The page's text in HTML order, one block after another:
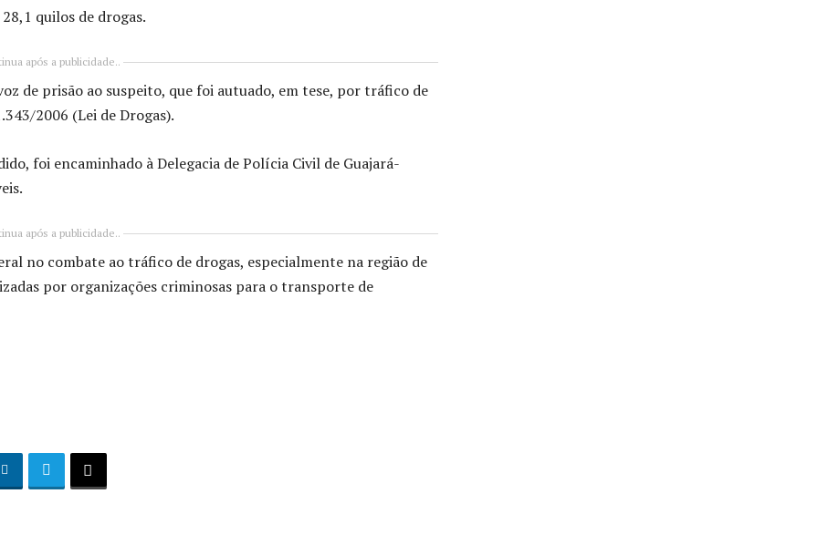
quilos de drogas.
após a publicidade..
de prisão ao suspeito, que foi autuado, em tese, por tráfico de
2006 (Lei de Drogas).
foi encaminhado à Delegacia de Polícia Civil de Guajará-
após a publicidade..
no combate ao tráfico de drogas, especialmente na região de
por organizações criminosas para o transporte de